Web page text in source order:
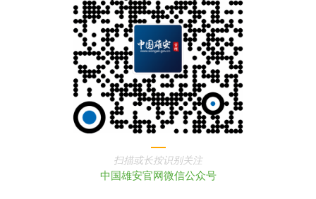
扫描或长按识别关注
中国雄安官网微信公众号